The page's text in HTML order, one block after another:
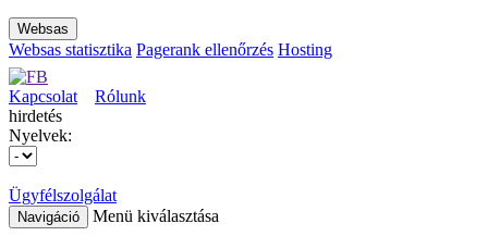
Websas
Websas statisztika Pagerank ellenőrzés Hosting
Kapcsolat
Rólunk
hirdetés
Nyelvek:
Ügyfélszolgálat
Navigáció Menü kiválasztása